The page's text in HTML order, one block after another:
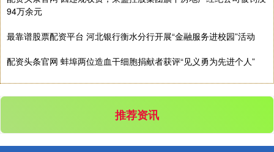
沪深300 4651.31 -6.85 -0.15%
94万余元
最靠谱股票配资平台 河北银行衡水分行开展“金融服务进校园”活动
配资头条官网 蚌埠两位造血干细胞捐献者获评“见义勇为先进个人”
推荐资讯